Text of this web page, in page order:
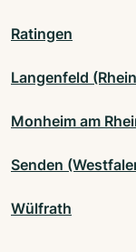
Ratingen
Langenfeld
Monheim am
Senden
Wülfrath